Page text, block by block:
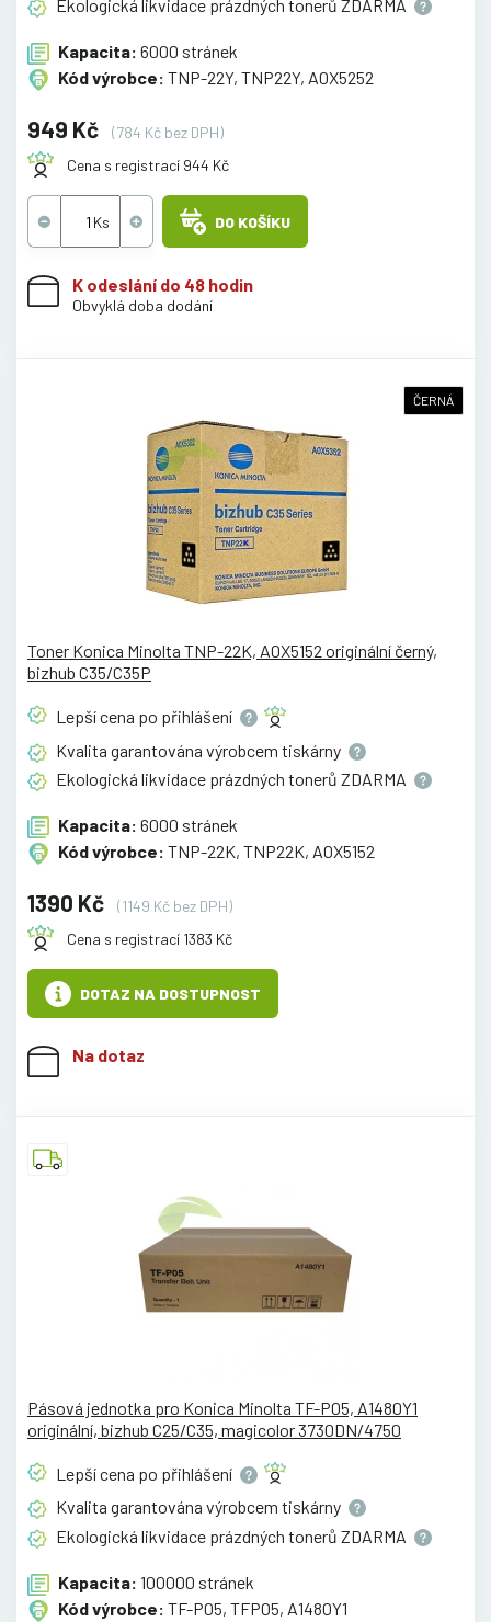
Ekologická likvidace prázdných tonerů ZDARMA
Kapacita: 6000 stránek
Kód výrobce: TNP-22Y, TNP22Y, A0X5252
949 Kč
(784 Kč bez DPH)
Cena s registrací 944 Kč
DO KOŠÍKU
K odeslání do 48 hodin
Obvyklá doba dodání
ČERNÁ
Toner Konica Minolta TNP-22K, A0X5152 originální černý,
bizhub C35/C35P
Lepší cena po přihlášení
Kvalita garantována výrobcem tiskárny
Ekologická likvidace prázdných tonerů ZDARMA
Kapacita: 6000 stránek
Kód výrobce: TNP-22K, TNP22K, A0X5152
1390 Kč
(1149 Kč bez DPH)
Cena s registrací 1383 Kč
DOTAZ NA DOSTUPNOST
Na dotaz
Pásová jednotka pro Konica Minolta TF-P05, A1480Y1
originální, bizhub C25/C35, magicolor 3730DN/4750
Lepší cena po přihlášení
Kvalita garantována výrobcem tiskárny
Ekologická likvidace prázdných tonerů ZDARMA
Kapacita: 100000 stránek
Kód výrobce: TF-P05, TFP05, A1480Y1